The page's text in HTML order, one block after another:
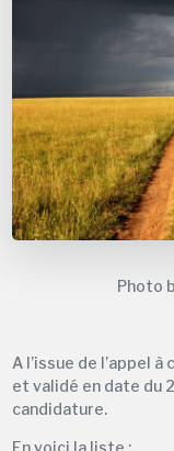
Photo
A l’issue de l’appel
et validé en date du
candidature.